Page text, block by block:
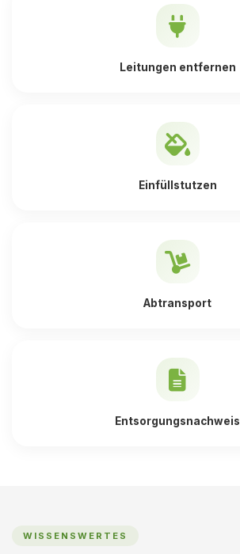
Leitungen entfernen
Einfüllstutzen
Abtransport
Entsorgungsnachweis
WISSENSWERTES